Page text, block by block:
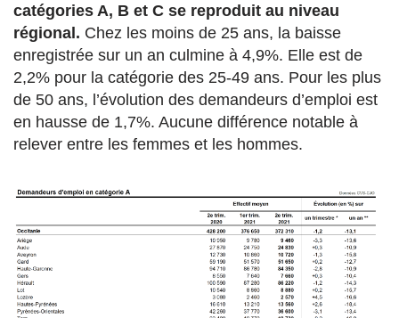
catégories A, B et C se reproduit au niveau
régional. Chez les moins de 25 ans, la baisse
enregistrée sur un an culmine à 4,9%. Elle est de
2,2% pour la catégorie des 25-49 ans. Pour les plus
de 50 ans, l’évolution des demandeurs d’emploi est
en hausse de 1,7%. Aucune différence notable à
relever entre les femmes et les hommes.